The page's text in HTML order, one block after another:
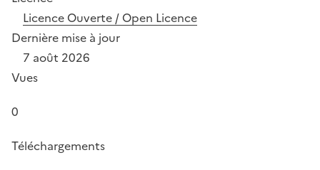
Licence Ouverte / Open Licence
Dernière mise à jour
7 août 2026
Vues
0
Téléchargements